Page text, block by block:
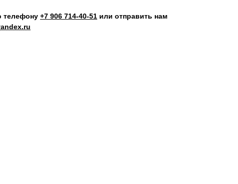
телефону +7 906 714‑40-51 или отправить нам